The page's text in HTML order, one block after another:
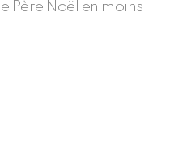
Père Noël en moins